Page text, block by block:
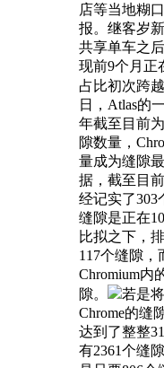
店等当地糊
报。继客岁
共享单车之
现前9个月正
占比初次跨
日，Atlas的
年截至目前
隙数量，
量成为缝隙
据，截至目
经记实了303
缝隙是正在
比拟之下，
117个缝隙，
Chromium内
隙。
若是
Chrome的缝
达到了整整
有2361个缝